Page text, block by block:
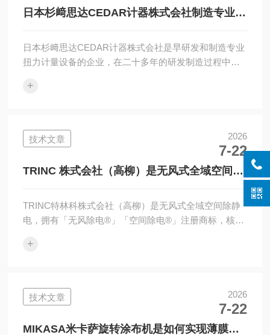
检查。操作简单方便。大尺寸液晶显示屏，清晰易读。
测量值不一定与I...
日本杉﨑思达CEDAR计器株式会社制造专业扭
日本杉﨑思达CEDAR计器株式会社是早研发和制造专业
扭力计量设备的企业，在二十多年的研发制造过程中，
式会社本着高可靠性、高质量和精益求精的生产理念一
DELVO、HIMAX、奇力速)贡献着的研发成果和制造工
艺。DI-1M-IP50是小量程分体冲击扭矩仪，IP系列最小
量程主力款，表头+圆盘传感器分体结构，主打小风批、
迷你油压脉冲起子、充电...
+
技术文章 2026
7-22
TRINC 株式会社（高柳）是无风式全域空间除
TRINC特林科株式会社（高柳）是无风式全域空间除静
电，拥有「无风除电®」「空间除电®」注册商标，核心
粒的痛点，是半导体旋涂、光学涂布、晶圆检测工位标
子扩散技术（行业最大差异化）正负离子电极独立放
电，同极性离子相互排斥，无需风扇、压缩空气，离子
自然扩散覆盖整片空间；避免气流扬起粉尘、吹薄晶圆/
+
技术文章 2026
7-22
MIKASA米卡萨旋转涂布机是如何实现薄膜材